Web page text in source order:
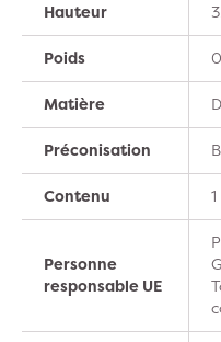
Hauteur
Poids
Matière
Préconisation
Contenu 1
Personne
responsable UE